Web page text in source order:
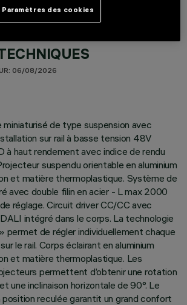
06/08/2026
miniaturisé de type suspension avec
sur rail à basse tension 48V
à haut rendement avec indice de rendu
suspendu orientable en aluminium
et matière thermoplastique. Système de
avec double filin en acier - L max 2000
réglage. Circuit driver CC/CC avec
intégré dans le corps. La technologie
permet de régler individuellement chaque
le rail. Corps éclairant en aluminium
et matière thermoplastique. Les
permettent d’obtenir une rotation
une inclinaison horizontale de 90°. Le
reculée garantit un grand confort
Paramètres des cookies